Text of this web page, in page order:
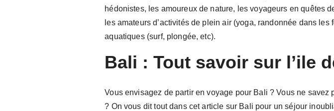
hédonistes, les amoureux de nature, les voyageurs en quêtes
les amateurs d’activités de plein air (yoga, randonnée dans
aquatiques (surf, plongée, etc).
Bali : Tout savoir sur l’ile
Vous envisagez de partir en voyage pour Bali ? Vous ne
? On vous dit tout dans cet article sur Bali pour un séjour